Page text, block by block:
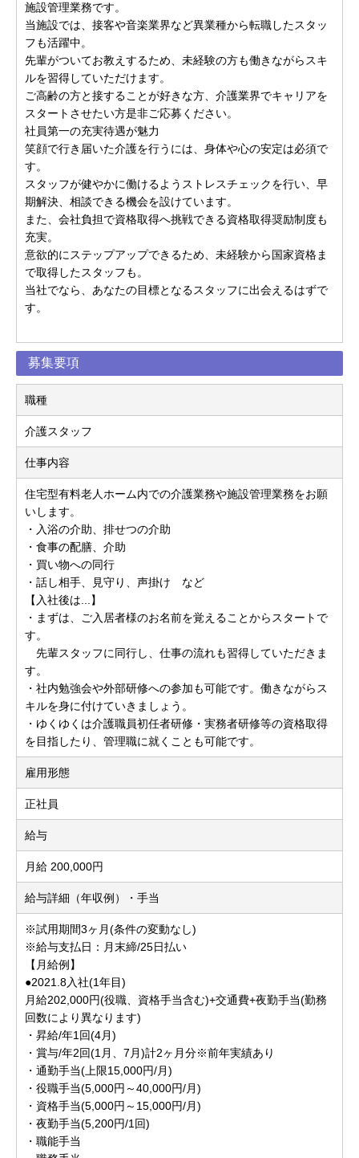
施設管理業務です。
当施設では、接客や音楽業界など異業種から転職したスタッ
フも活躍中。
先輩がついてお教えするため、未経験の方も働きながらスキ
ルを習得していただけます。
ご高齢の方と接することが好きな方、介護業界でキャリアを
スタートさせたい方是非ご応募ください。
社員第一の充実待遇が魅力
笑顔で行き届いた介護を行うには、身体や心の安定は必須で
す。
スタッフが健やかに働けるようストレスチェックを行い、早
期解決、相談できる機会を設けています。
また、会社負担で資格取得へ挑戦できる資格取得奨励制度も
充実。
意欲的にステップアップできるため、未経験から国家資格ま
で取得したスタッフも。
当社でなら、あなたの目標となるスタッフに出会えるはずで
す。
募集要項
職種
介護スタッフ
仕事内容
住宅型有料老人ホーム内での介護業務や施設管理業務をお願
いします。
・入浴の介助、排せつの介助
・食事の配膳、介助
・買い物への同行
・話し相手、見守り、声掛け など
【入社後は...】
・まずは、ご入居者様のお名前を覚えることからスタートで
す。
先輩スタッフに同行し、仕事の流れも習得していただきま
す。
・社内勉強会や外部研修への参加も可能です。働きながらス
キルを身に付けていきましょう。
・ゆくゆくは介護職員初任者研修・実務者研修等の資格取得
を目指したり、管理職に就くことも可能です。
雇用形態
正社員
給与
月給 200,000円
給与詳細（年収例）・手当
※試用期間3ヶ月(条件の変動なし)
※給与支払日：月末締/25日払い
【月給例】
●2021.8入社(1年目)
月給202,000円(役職、資格手当含む)+交通費+夜勤手当(勤務
回数により異なります)
・昇給/年1回(4月)
・賞与/年2回(1月、7月)計2ヶ月分※前年実績あり
・通勤手当(上限15,000円/月)
・役職手当(5,000円～40,000円/月)
・資格手当(5,000円～15,000円/月)
・夜勤手当(5,200円/1回)
・職能手当